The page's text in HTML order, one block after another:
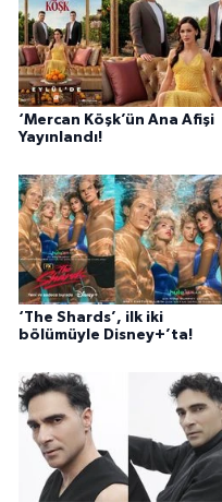
‘Mercan Köşk’ün Ana Afişi
Yayınlandı!
‘The Shards’, ilk iki
bölümüyle Disney+’ta!